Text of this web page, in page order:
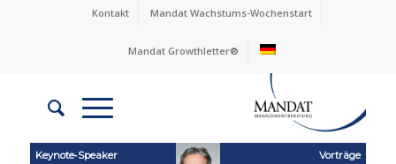
Kontakt Mandat Wachstums-Wochenstart
Mandat Growthletter®
Keynote‑Speaker
Vorträge